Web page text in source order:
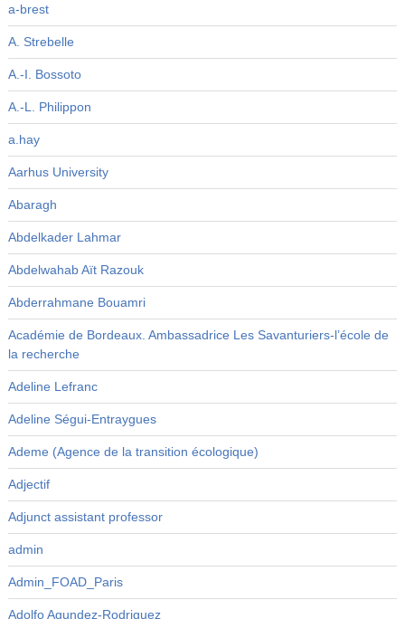
a-brest
A. Strebelle
A.-I. Bossoto
A.-L. Philippon
a.hay
Aarhus University
Abaragh
Abdelkader Lahmar
Abdelwahab Aït Razouk
Abderrahmane Bouamri
Académie de Bordeaux. Ambassadrice Les Savanturiers-l’école de
la recherche
Adeline Lefranc
Adeline Ségui-Entraygues
Ademe (Agence de la transition écologique)
Adjectif
Adjunct assistant professor
admin
Admin_FOAD_Paris
Adolfo Agundez-Rodriguez